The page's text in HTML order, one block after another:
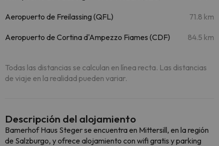
Aeropuerto de Freilassing (QFL) 71.8 km
Aeropuerto de Cortina d'Ampezzo Fiames (CDF) 84.5 km
Todas las distancias se calculan en línea recta. Las distancias
de viaje en la realidad pueden variar.
Descripción del alojamiento
Bamerhof Haus Steger se encuentra en Mittersill, en la región
de Salzburgo, y ofrece alojamiento con wifi gratis y parking